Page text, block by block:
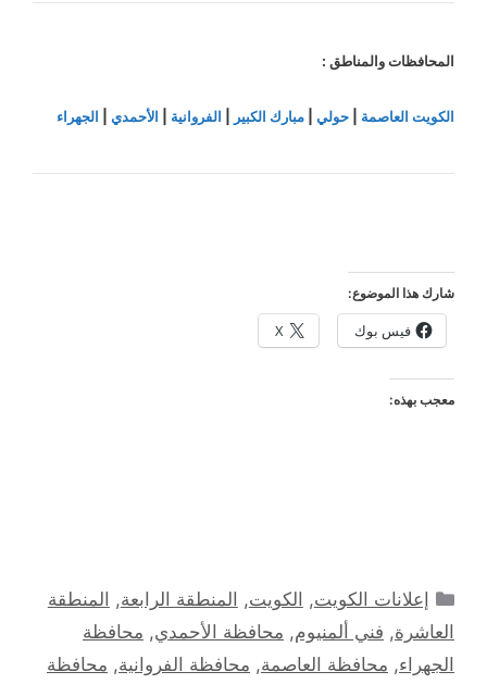
المحافظات والمناطق :
الكويت العاصمة حولي مبارك الكبير الفروانية الأحمدي الجهراء
شارك هذا الموضوع:
فيس بوك X
معجب بهذه:
التصنيفات
إعلانات الكويت, الكويت, المنطقة الرابعة, المنطقة
العاشرة, فني ألمنيوم, محافظة الأحمدي, محافظة
الجهراء, محافظة العاصمة, محافظة الفروانية, محافظة